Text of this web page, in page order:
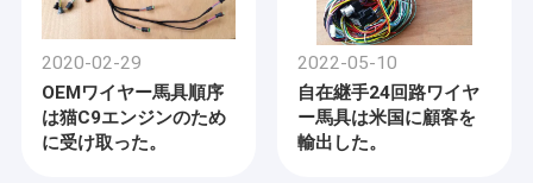
2020-02-29
OEMワイヤー馬具順序
は猫C9エンジンのため
に受け取った。
2022-05-10
自在継手24回路ワイヤ
ー馬具は米国に顧客を
輸出した。